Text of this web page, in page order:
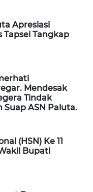
Apresiasi
Tapsel Tangkap
Mendesak
Tindak
ASN Paluta.
(HSN) Ke 11
Bupati